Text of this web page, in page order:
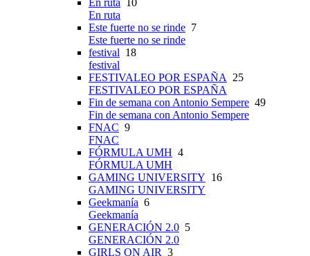
En ruta 10
En ruta
Este fuerte no se rinde 7
Este fuerte no se rinde
festival 18
festival
FESTIVALEO POR ESPAÑA 25
FESTIVALEO POR ESPAÑA
Fin de semana con Antonio Sempere 49
Fin de semana con Antonio Sempere
FNAC 9
FNAC
FÓRMULA UMH 4
FÓRMULA UMH
GAMING UNIVERSITY 16
GAMING UNIVERSITY
Geekmanía 6
Geekmanía
GENERACIÓN 2.0 5
GENERACIÓN 2.0
GIRLS ON AIR 3